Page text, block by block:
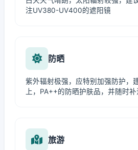
注UV380-UV400的遮阳镜
防晒
紫外辐射极强，应特别加强防护，
上，PA++的防晒护肤品，并随时补
旅游